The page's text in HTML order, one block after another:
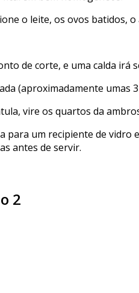
o leite, os ovos batidos,
de corte, e uma calda irá
(aproximadamente umas
vire os quartos da
um recipiente de vidro
antes de servir.
2